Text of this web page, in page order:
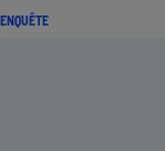
ENQUÊTE